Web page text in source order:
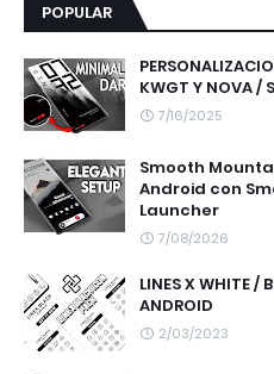
POPULAR
KWGT Y NOVA /
7/16/2025
Smooth
Android con
Launcher
7/08/2026
LINES X WHITE /
ANDROID
2/03/2023